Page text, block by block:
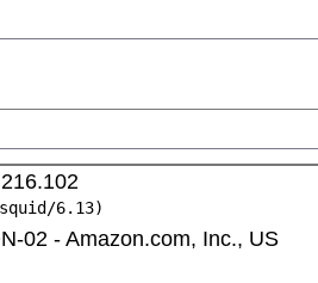
6.13)
02 - Amazon.com, Inc., US